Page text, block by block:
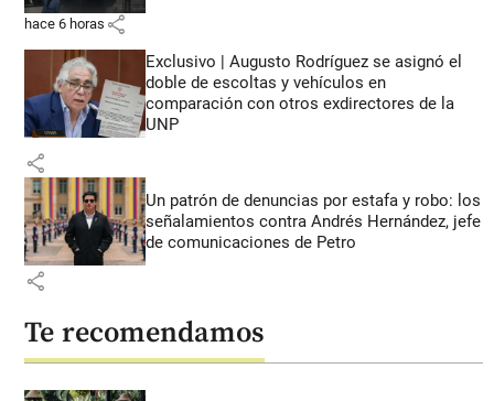
hace 6 horas share
Exclusivo | Augusto Rodríguez se asignó el
doble de escoltas y vehículos en
comparación con otros exdirectores de la
UNP
share
Un patrón de denuncias por estafa y robo: los
señalamientos contra Andrés Hernández, jefe
de comunicaciones de Petro
share
Te recomendamos